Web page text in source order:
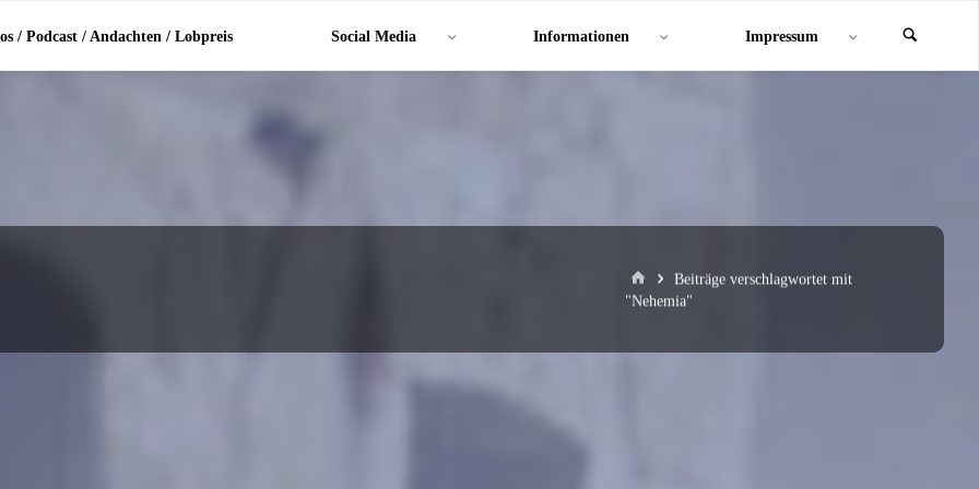
/ Podcast / Andachten / Lobpreis Social Media Informationen Impressum
StartBeiträge verschlagwortet mit
"Nehemia"